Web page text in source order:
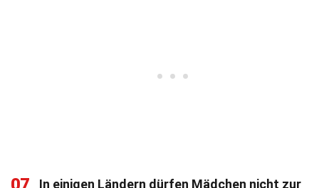
In einigen Ländern dürfen Mädchen nicht zur